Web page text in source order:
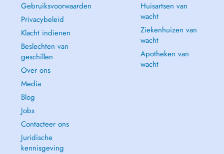
Gebruiksvoorwaarden
Privacybeleid
Klacht indienen
Beslechten van
geschillen
Over ons
Media
Blog
Jobs
Contacteer ons
Juridische
kennisgeving
Huisartsen van
wacht
Ziekenhuizen van
wacht
Apotheken van
wacht